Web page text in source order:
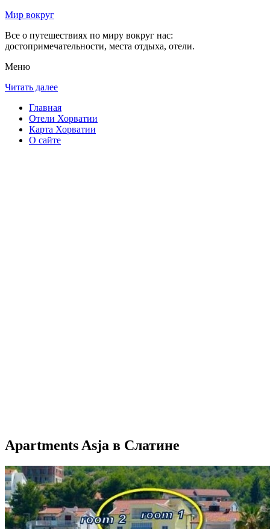
Мир вокруг
Все о путешествиях по миру вокруг нас:
достопримечательности, места отдыха, отели.
Меню
Читать далее
Главная
Отели Хорватии
Карта Хорватии
О сайте
Apartments Asja в Слатине